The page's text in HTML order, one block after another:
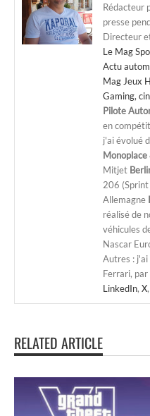
Rédacteur
presse
Directeur
Le Mag
Actu
Mag Jeux
Gaming,
Pilote
en
j'ai évolué
Mitjet
206 (Sprint
Allemagne
réalisé de
véhicules
Nascar
Autres : j'ai
Ferrari,
LinkedIn, X,
RELATED ARTICLE